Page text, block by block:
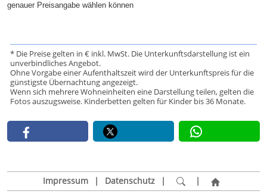
genauer Preisangabe wählen können
* Die Preise gelten in € inkl. MwSt. Die Unterkunftsdarstellung ist ein
unverbindliches Angebot.
Ohne Vorgabe einer Aufenthaltszeit wird der Unterkunftspreis für die
günstigste Übernachtung angezeigt.
Wenn sich mehrere Wohneinheiten eine Darstellung teilen, gelten die
Fotos auszugsweise. Kinderbetten gelten für Kinder bis 36 Monate.
Impressum | Datenschutz | |